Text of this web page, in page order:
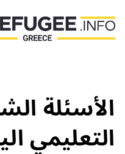
الأسئلة
التعليمي